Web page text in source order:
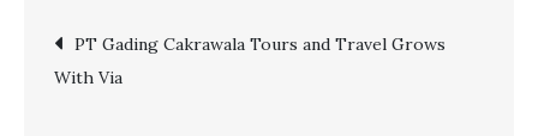
Layanan
24
Post
navigation
PT Gading Cakrawala Tours and Travel Grows
With Via